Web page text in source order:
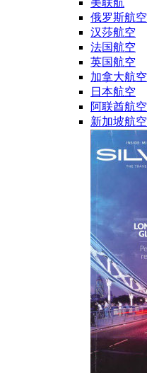
美联航
俄罗斯航空
汉莎航空
法国航空
英国航空
加拿大航空
日本航空
阿联酋航空
新加坡航空